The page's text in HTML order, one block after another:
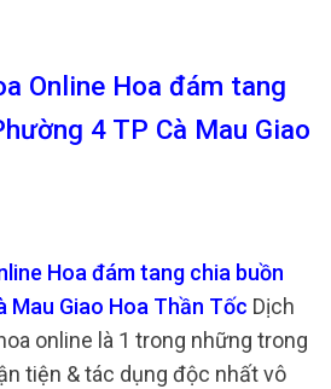
Online Hoa đám tang
4 TP Cà Mau Giao
Hoa đám tang chia buồn
Mau Giao Hoa Thần Tốc Dịch
online là 1 trong những trong
tiện & tác dụng độc nhất vô